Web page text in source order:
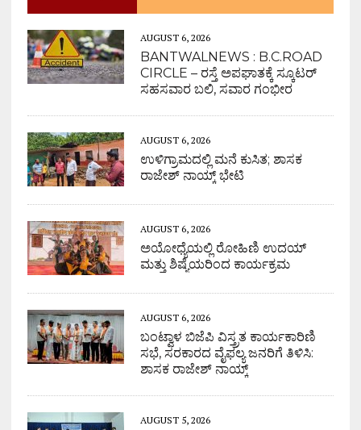
AUGUST 6, 2026
BANTWALNEWS : B.C.ROAD
CIRCLE – ರಸ್ತೆ ಅಪಘಾತಕ್ಕೆ ಸ್ಕೂಟರ್
ಸಹಸವಾರ ಬಲಿ, ಸವಾರ ಗಂಭೀರ
AUGUST 6, 2026
ಉಳಿಗ್ರಾಮದಲ್ಲಿ ಮನೆ ಕುಸಿತ; ಶಾಸಕ
ರಾಜೇಶ್ ನಾಯ್ಕ್ ಭೇಟಿ
AUGUST 6, 2026
ಅಯೋಧ್ಯೆಯಲ್ಲಿ ರೋಹಿಣಿ ಉದಯ್
ಮತ್ತು ಶಿಷ್ಯೆಯರಿಂದ ಕಾರ್ಯಕ್ರಮ
AUGUST 6, 2026
ಬಂಟ್ವಾಳ ಬಿಜೆಪಿ ವಿಸ್ತ್ರತ ಕಾರ್ಯಕಾರಿಣಿ
ಸಭೆ, ಸರಕಾರದ ವೈಫಲ್ಯ ಜನರಿಗೆ ತಿಳಿಸಿ:
ಶಾಸಕ ರಾಜೇಶ್ ನಾಯ್ಕ್
AUGUST 5, 2026